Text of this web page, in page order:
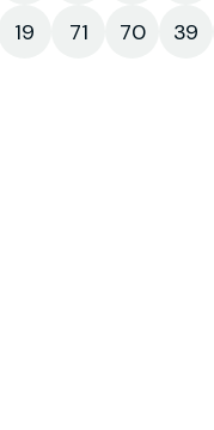
19 71 70 39